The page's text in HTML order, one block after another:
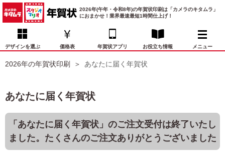
2026年(午年・令和8年)の年賀状印刷は「カメラのキタムラ」
におまかせ！業界最速最短1時間仕上げ！
デザインを選ぶ 価格表 年賀状アプリ お役立ち情報
年
ザ
イ
メニュー
年賀状トップページ
2026年の年賀状印刷 あなたに届く年賀状
あなたに届く年賀状
「あなたに届く年賀状」のご注文受付は終了いたし
ました。たくさんのご注文ありがとうございました